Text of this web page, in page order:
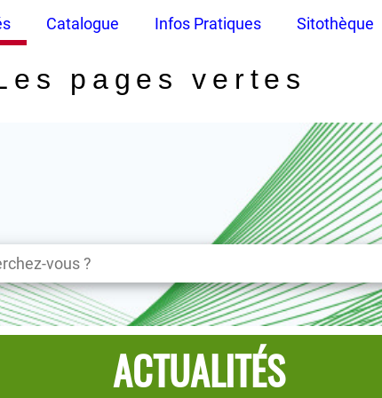
Catalogue Infos Pratiques Sitothèque
pages vertes
ACTUALITÉS